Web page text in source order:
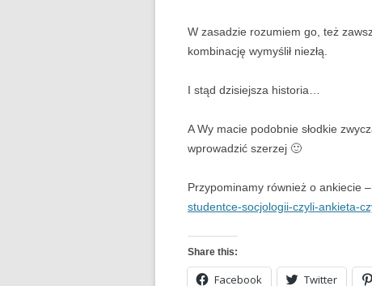
W zasadzie rozumiem go, też
kombinację wymyślił niezłą.
I stąd dzisiejsza historia…
A Wy macie podobnie słodkie
wprowadzić szerzej 🙂
Przypominamy również o ankiecie –
studentce-socjologii-czyli-ankieta-
Share this:
Facebook Twitter